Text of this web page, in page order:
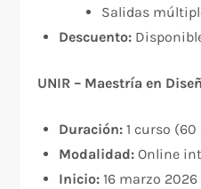
Salidas
Descuento:
UNIR – Maestría en
Duración: 1 curso (60
Modalidad: Online
Inicio: 16 marzo 2026